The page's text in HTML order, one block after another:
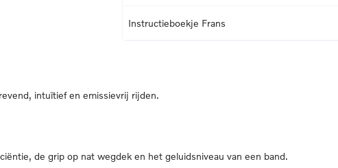
Instructieboekje Frans
intuïtief en emissievrij rijden.
de grip op nat wegdek en het geluidsniveau van een band.